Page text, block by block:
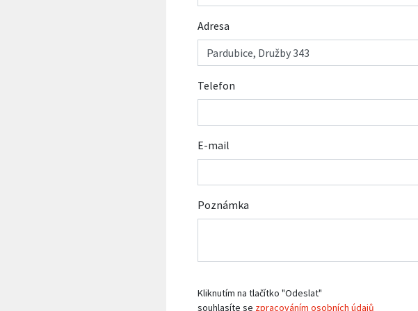
Adresa
Telefon
E-mail
Poznámka
Kliknutím na tlačítko "Odeslat"
souhlasíte se zpracováním osobních údajů